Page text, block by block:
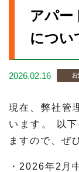
アパー
につい
2026.02.16
現在、弊社管
います。 以
ますので、ぜ
・2026年2月